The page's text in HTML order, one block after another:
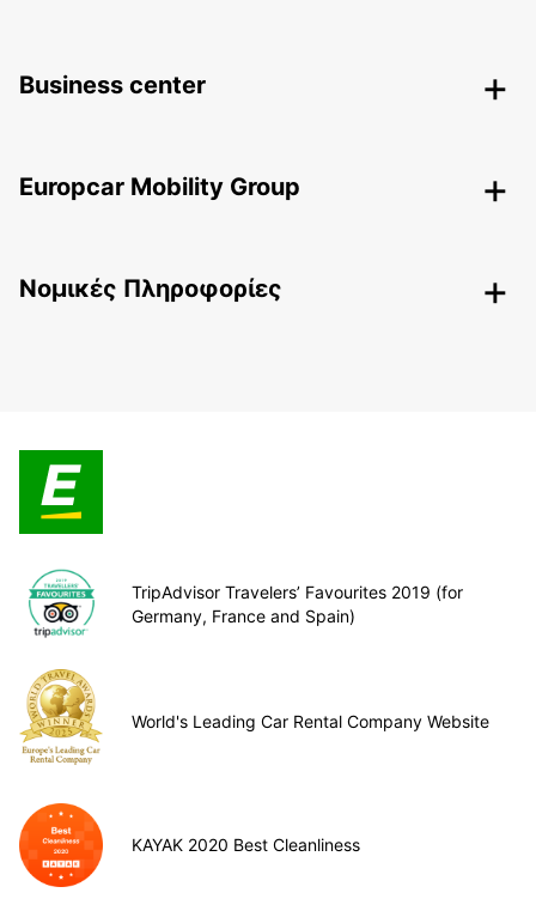
Business center
Europcar Mobility Group
Nομικές Πληροφορίες
TripAdvisor Travelers’ Favourites 2019 (for
Germany, France and Spain)
World's Leading Car Rental Company Website
KAYAK 2020 Best Cleanliness